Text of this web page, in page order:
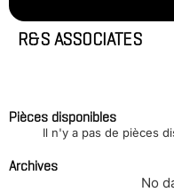
R&S ASSOCIATES
Pièces disponibles
Il n'y a pas de pièces
Archives
No